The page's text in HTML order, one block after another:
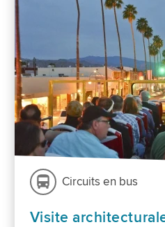
Circuits en bus
Visite